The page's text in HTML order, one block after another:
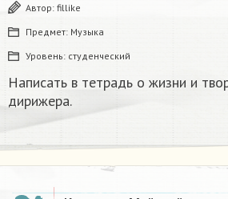
Автор: fillike
Предмет: Музыка
Уровень: студенческий
Написать в тетрадь о жизни и
дирижера.​